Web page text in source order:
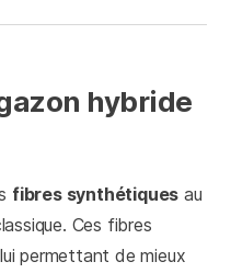
hybride
fibres synthétiques au
Ces fibres
permettant de mieux